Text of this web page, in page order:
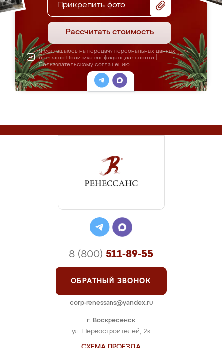
Прикрепить фото
Рассчитать стоимость
Я соглашаюсь на передачу персональных данных
согласно Политике конфиденциальности
Пользовательскому соглашению
г. Воскресенск
ул. Первостроителей, 2к
8 (800) 511-89-55
ОБРАТНЫЙ ЗВОНОК
corp-renessans@yandex.ru